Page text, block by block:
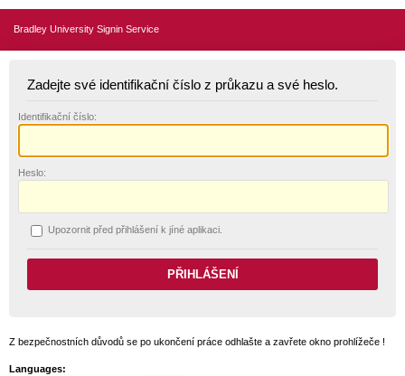
Bradley University Signin Service
Zadejte své identifikační číslo z průkazu a své heslo.
Identifikační číslo:
Heslo:
Upozornit před přihlášení k jíné aplikaci.
Z bezpečnostních důvodů se po ukončení práce odhlašte a zavřete okno prohlížeče !
Languages: